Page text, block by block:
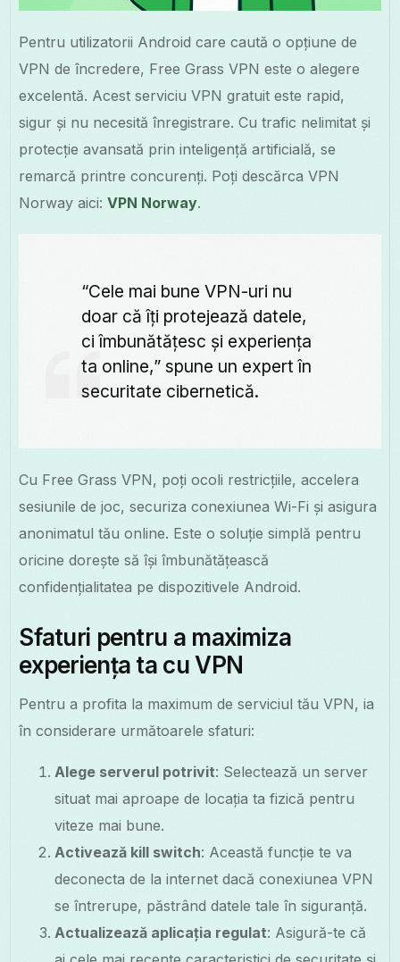
Pentru utilizatorii Android care caută o opțiune de
VPN de încredere, Free Grass VPN este o alegere
excelentă. Acest serviciu VPN gratuit este rapid,
sigur și nu necesită înregistrare. Cu trafic nelimitat și
protecție avansată prin inteligență artificială, se
remarcă printre concurenți. Poți descărca VPN
Norway aici:VPN Norway.
“Cele mai bune VPN-uri nu
doar că îți protejează datele,
ci îmbunătățesc și experiența
ta online,” spune un expert în
securitate cibernetică.
Cu Free Grass VPN, poți ocoli restricțiile, accelera
sesiunile de joc, securiza conexiunea Wi-Fi și asigura
anonimatul tău online. Este o soluție simplă pentru
oricine dorește să își îmbunătățească
confidențialitatea pe dispozitivele Android.
Sfaturi pentru a maximiza
experiența ta cu VPN
Pentru a profita la maximum de serviciul tău VPN, ia
în considerare următoarele sfaturi:
Alege serverul potrivit: Selectează un server
situat mai aproape de locația ta fizică pentru
viteze mai bune.
Activează kill switch: Această funcție te va
deconecta de la internet dacă conexiunea VPN
se întrerupe, păstrând datele tale în siguranță.
Actualizează aplicația regulat: Asigură-te că